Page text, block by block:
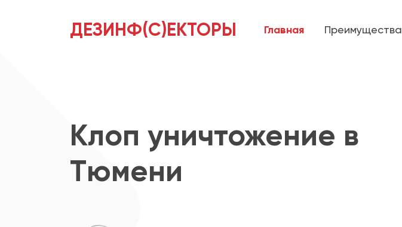
ДЕЗИНФ(С)ЕКТОРЫ Главная Преимущества
Клоп уничтожение в
Тюмени